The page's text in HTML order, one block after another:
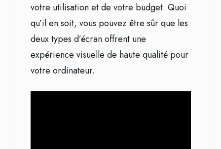
votre utilisation et de votre budget. Quoi
qu’il en soit, vous pouvez être sûr que les
deux types d’écran offrent une
expérience visuelle de haute qualité pour
votre ordinateur.